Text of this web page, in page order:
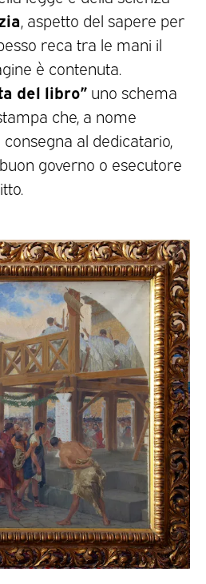
, aspetto del sapere per
reca tra le mani il
è contenuta.
del libro” uno schema
che, a nome
consegna al dedicatario,
governo o esecutore